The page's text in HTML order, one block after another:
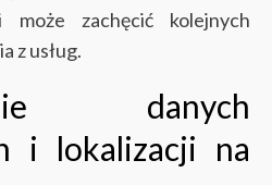
zachęcić kolejnych
z usług.
danych
i lokalizacji na